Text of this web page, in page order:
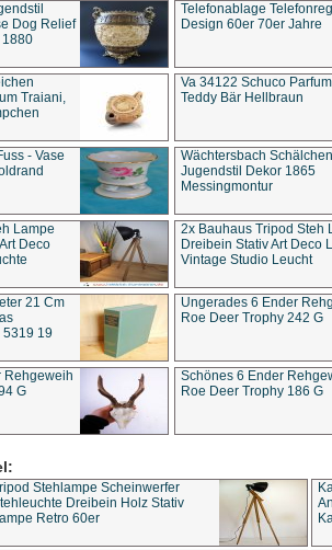
Dog Relief
1880
Telefonablage
Design 60er 70er Jahre
Traiani,
Va 34122 Schuco
Teddy Bär Hellbraun
- Vase
Wächtersbach Schälchen
Jugendstil Dekor 1865
Messingmontur
Lampe
Deco
2x Bauhaus Tripod Steh
Dreibein Stativ Art Deco
Vintage Studio Leucht
21 Cm
5319 19
Ungerades 6 Ender
Roe Deer Trophy 242 G
Rehgeweih
G
Schönes 6 Ender
Roe Deer Trophy 186 G
Stehlampe Scheinwerfer
Dreibein Holz Stativ
Retro 60er